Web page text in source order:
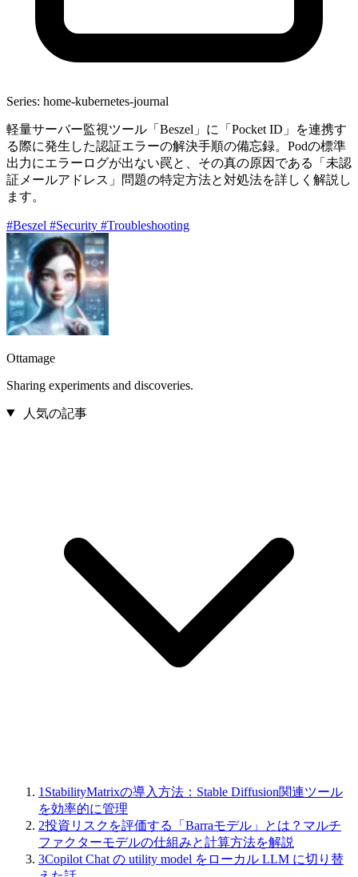
Series: home-kubernetes-journal
軽量サーバー監視ツール「Beszel」に「Pocket ID」を連携す
る際に発生した認証エラーの解決手順の備忘録。Podの標準
出力にエラーログが出ない罠と、その真の原因である「未認
証メールアドレス」問題の特定方法と対処法を詳しく解説し
ます。
#Beszel #Security #Troubleshooting
Ottamage
Sharing experiments and discoveries.
人気の記事
1 StabilityMatrixの導入方法：Stable Diffusion関連ツール
を効率的に管理
2投資リスクを評価する「Barraモデル」とは？マルチ
ファクターモデルの仕組みと計算方法を解説
3Copilot Chat の utility model をローカル LLM に切り替